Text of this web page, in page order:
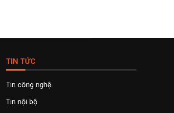
TIN TỨC
Tin công nghệ
Tin nội bộ